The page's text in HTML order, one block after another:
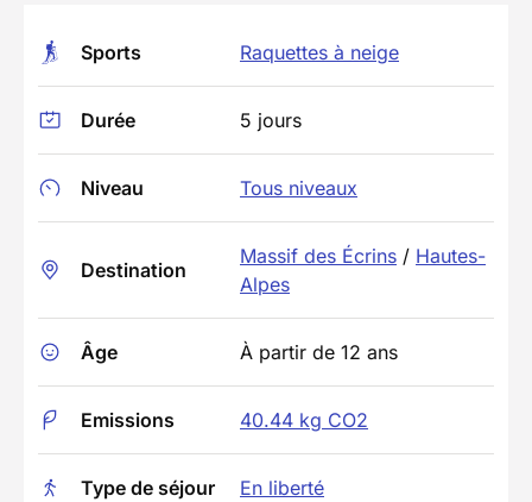
Sports Raquettes à neige
Durée 5 jours
Niveau Tous niveaux
Destination
Massif des Écrins / Hautes-
Alpes
Âge À partir de 12 ans
Emissions 40.44 kg CO2
Type de séjour En liberté